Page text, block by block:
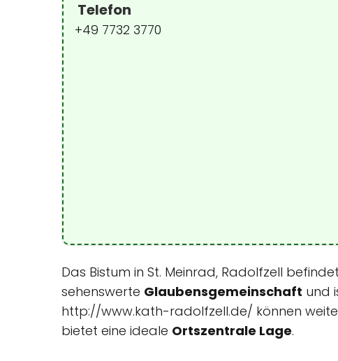
Telefon
+49 7732 3770
Das Bistum in St. Meinrad, Radolfzell
sehenswerte Glaubensgemeinschaft und
http://www.kath-radolfzell.de/ können
bietet eine ideale Ortszentrale Lage.